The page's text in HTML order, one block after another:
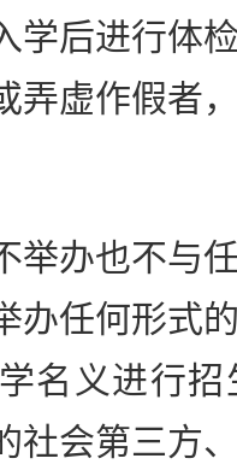
学后进行体
弄虚作假者
办也不与任
办任何形式
名义进行
社会第三方